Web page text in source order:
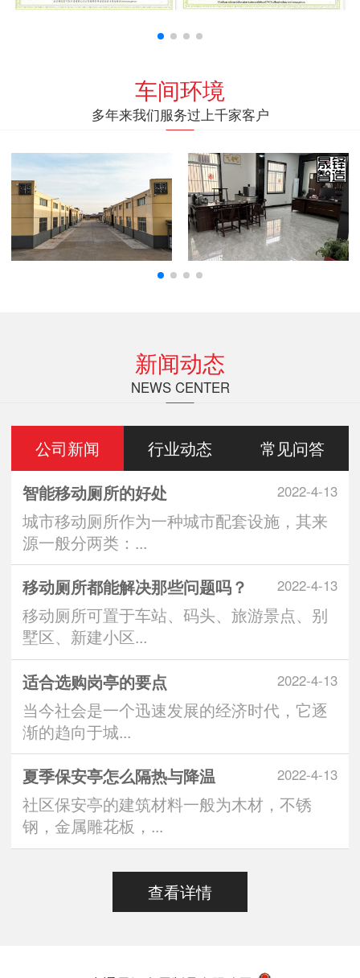
车间环境
多年来我们服务过上千家客户
新闻动态
NEWS CENTER
公司新闻 行业动态 常见问答
2022-4-13
智能移动厕所的好处
城市移动厕所作为一种城市配套设施，其来
源一般分两类：...
2022-4-13
移动厕所都能解决那些问题吗？
移动厕所可置于车站、码头、旅游景点、别
墅区、新建小区...
2022-4-13
适合选购岗亭的要点
当今社会是一个迅速发展的经济时代，它逐
渐的趋向于城...
2022-4-13
夏季保安亭怎么隔热与降温
社区保安亭的建筑材料一般为木材，不锈
钢，金属雕花板，...
查看详情